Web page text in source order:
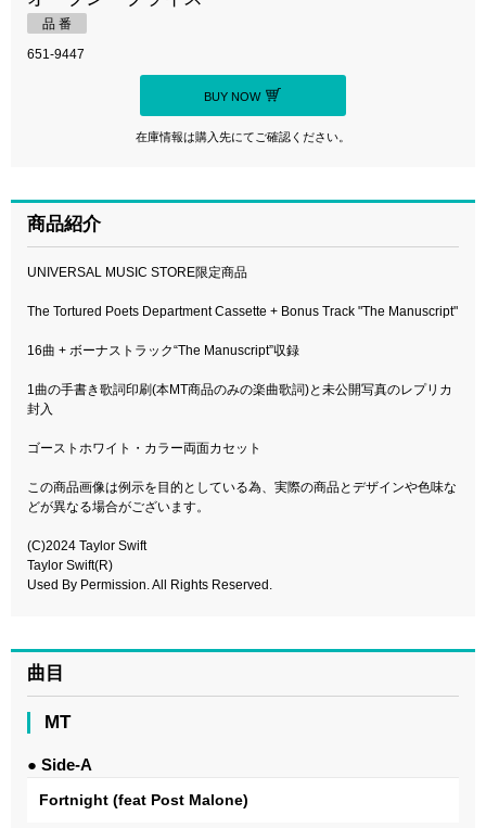
品 番
651-9447
BUY NOW
在庫情報は購入先にてご確認ください。
商品紹介
UNIVERSAL MUSIC STORE限定商品
The Tortured Poets Department Cassette + Bonus Track "The Manuscript"
16曲 + ボーナストラック“The Manuscript”収録
1曲の手書き歌詞印刷(本MT商品のみの楽曲歌詞)と未公開写真のレプリカ
封入
ゴーストホワイト・カラー両面カセット
この商品画像は例示を目的としている為、実際の商品とデザインや色味な
どが異なる場合がございます。
(C)2024 Taylor Swift
Taylor Swift(R)
Used By Permission. All Rights Reserved.
曲目
MT
● Side-A
Fortnight (feat Post Malone)